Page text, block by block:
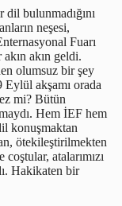
dil bulunmadığını
neşesi,
Fuarı
akın geldi.
olumsuz bir şey
Eylül akşamı orada
mi? Bütün
Hem İEF hem
konuşmaktan
ötekileştirilmekten
atalarımızı
Hakikaten bir